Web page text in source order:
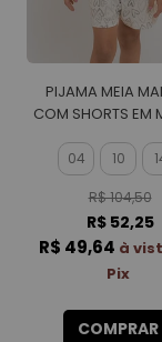
PIJAMA MEIA
COM SHORTS EM
04 10
R$ 104,50
R$ 52,25
R$ 49,64 à
Pix
COMPRAR